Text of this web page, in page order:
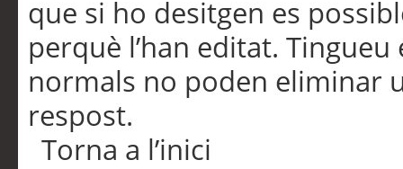
que si ho desitgen es
perquè l’han editat.
normals no poden eliminar
respost.
Torna a l’inici